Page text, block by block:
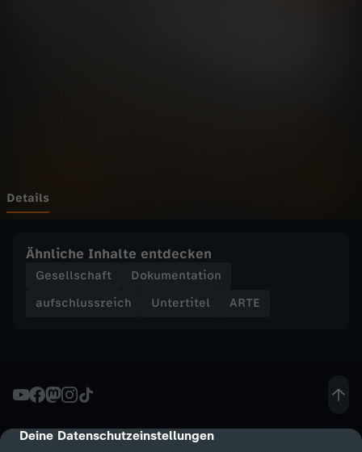
cmp-dialog-description
Deine Datenschutzeinstellungen
c
k
n
k
Details
Ähnliche Inhalte entdecken
Gesellschaft
Dokumentation
aufschlussreich
Untertitel ARTE